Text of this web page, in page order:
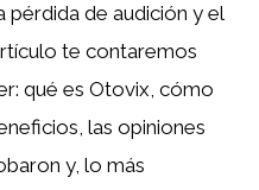
de audición y el
te contaremos
qué es Otovix, cómo
las opiniones
y, lo más